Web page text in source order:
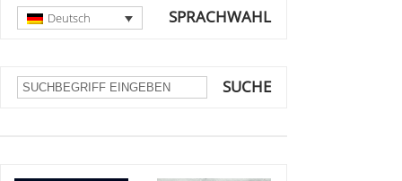
SPRACHWAHL
Deutsch
SUCHE